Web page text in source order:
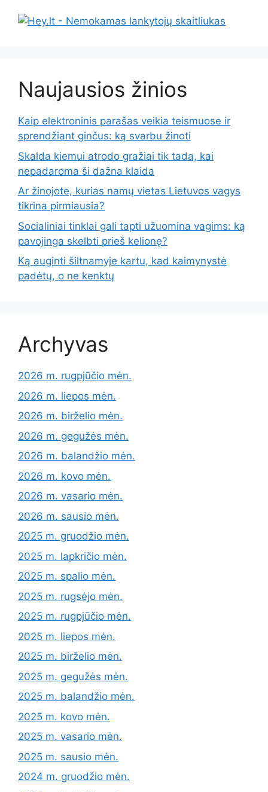
Naujausios žinios
Kaip elektroninis parašas veikia teismuose ir
sprendžiant ginčus: ką svarbu žinoti
Skalda kiemui atrodo gražiai tik tada, kai
nepadaroma ši dažna klaida
Ar žinojote, kurias namų vietas Lietuvos vagys
tikrina pirmiausia?
Socialiniai tinklai gali tapti užuomina vagims: ką
pavojinga skelbti prieš kelionę?
Ką auginti šiltnamyje kartu, kad kaimynystė
padėtų, o ne kenktų
Archyvas
2026 m. rugpjūčio mėn.
2026 m. liepos mėn.
2026 m. birželio mėn.
2026 m. gegužės mėn.
2026 m. balandžio mėn.
2026 m. kovo mėn.
2026 m. vasario mėn.
2026 m. sausio mėn.
2025 m. gruodžio mėn.
2025 m. lapkričio mėn.
2025 m. spalio mėn.
2025 m. rugsėjo mėn.
2025 m. rugpjūčio mėn.
2025 m. liepos mėn.
2025 m. birželio mėn.
2025 m. gegužės mėn.
2025 m. balandžio mėn.
2025 m. kovo mėn.
2025 m. vasario mėn.
2025 m. sausio mėn.
2024 m. gruodžio mėn.